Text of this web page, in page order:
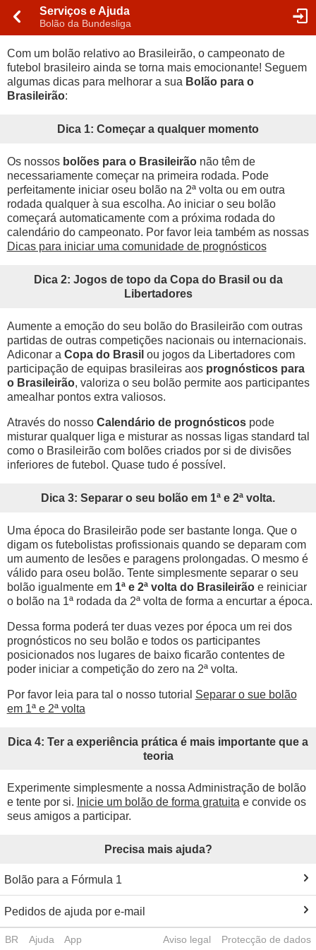
Serviços e Ajuda
Bolão da Bundesliga
Com um bolão relativo ao Brasileirão, o campeonato de
futebol brasileiro ainda se torna mais emocionante! Seguem
algumas dicas para melhorar a sua Bolão para o
Brasileirão:
Dica 1: Começar a qualquer momento
Os nossos bolões para o Brasileirãonão têm de
necessariamente começar na primeira rodada. Pode
perfeitamente iniciar oseu bolão na 2ª volta ou em outra
rodada qualquer à sua escolha. Ao iniciar o seu bolão
começará automaticamente com a próxima rodada do
calendário do campeonato. Por favor leia também as nossas
Dicas para iniciar uma comunidade de prognósticos
Dica 2: Jogos de topo da Copa do Brasil ou da
Libertadores
Aumente a emoção do seu bolão do Brasileirão com outras
partidas de outras competições nacionais ou internacionais.
Adiconar a Copa do Brasil ou jogos da Libertadores com
participação de equipas brasileiras aos prognósticos para
o Brasileirão, valoriza o seu bolão permite aos participantes
amealhar pontos extra valiosos.
Através do nosso Calendário de prognósticospode
misturar qualquer liga e misturar as nossas ligas standard tal
como o Brasileirão com bolões criados por si de divisões
inferiores de futebol. Quase tudo é possível.
Dica 3: Separar o seu bolão em 1ª e 2ª volta.
Uma época do Brasileirão pode ser bastante longa. Que o
digam os futebolistas profissionais quando se deparam com
um aumento de lesões e paragens prolongadas. O mesmo é
válido para oseu bolão. Tente simplesmente separar o seu
bolão igualmente em 1ª e 2ª volta do Brasileirãoe reiniciar
o bolão na 1ª rodada da 2ª volta de forma a encurtar a época.
Dessa forma poderá ter duas vezes por época um rei dos
prognósticos no seu bolão e todos os participantes
posicionados nos lugares de baixo ficarão contentes de
poder iniciar a competição do zero na 2ª volta.
Por favor leia para tal o nosso tutorial Separar o sue bolão
em 1ª e 2ª volta
Dica 4: Ter a experiência prática é mais importante que a
teoria
Experimente simplesmente a nossa Administração de bolão
e tente por si. Inicie um bolão de forma gratuita e convide os
seus amigos a participar.
Precisa mais ajuda?
Bolão para a Fórmula 1
Pedidos de ajuda por e-mail
BR Ajuda App Aviso legal Protecção de dados